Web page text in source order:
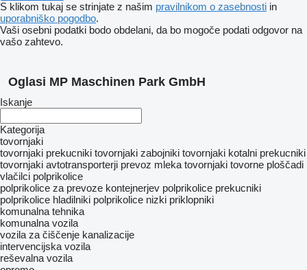
S klikom tukaj se strinjate z našim pravilnikom o zasebnosti in
uporabniško pogodbo.
Vaši osebni podatki bodo obdelani, da bo mogoče podati odgovor na
vašo zahtevo.
Oglasi MP Maschinen Park GmbH
Iskanje
Kategorija
tovornjaki
tovornjaki prekucniki tovornjaki zabojniki tovornjaki kotalni prekucniki
tovornjaki avtotransporterji prevoz mleka tovornjaki tovorne ploščadi
vlačilci polprikolice
polprikolice za prevoze kontejnerjev polprikolice prekucniki
polprikolice hladilniki polprikolice nizki priklopniki
komunalna tehnika
komunalna vozila
vozila za čiščenje kanalizacije
intervencijska vozila
reševalna vozila